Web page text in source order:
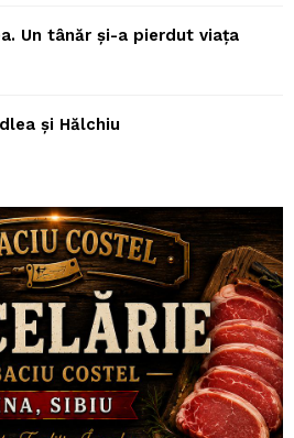
Un tânăr și-a pierdut viața
și Hălchiu